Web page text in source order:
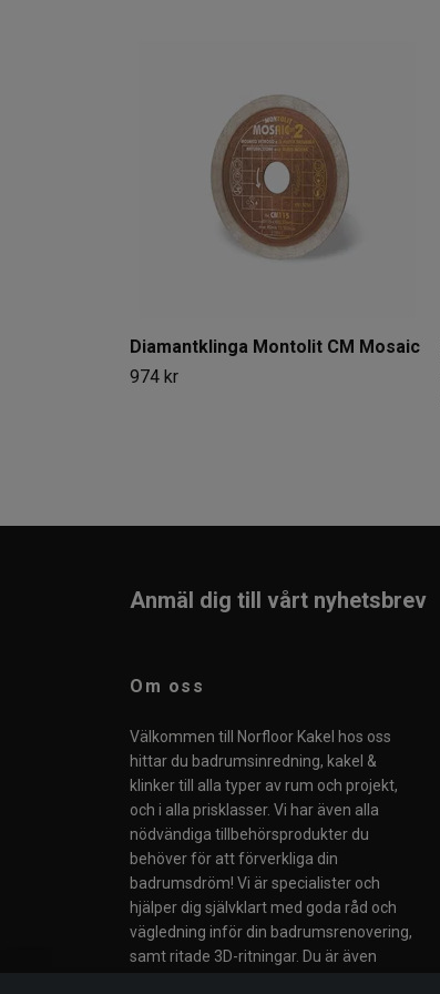
Diamantklinga Montolit CM Mosaic
974 kr
Anmäl dig till vårt nyhetsbrev
Om oss
Välkommen till Norfloor Kakel hos oss
hittar du badrumsinredning, kakel &
klinker till alla typer av rum och projekt,
och i alla prisklasser. Vi har även alla
nödvändiga tillbehörsprodukter du
behöver för att förverkliga din
badrumsdröm! Vi är specialister och
hjälper dig självklart med goda råd och
vägledning inför din badrumsrenovering,
samt ritade 3D-ritningar. Du är även